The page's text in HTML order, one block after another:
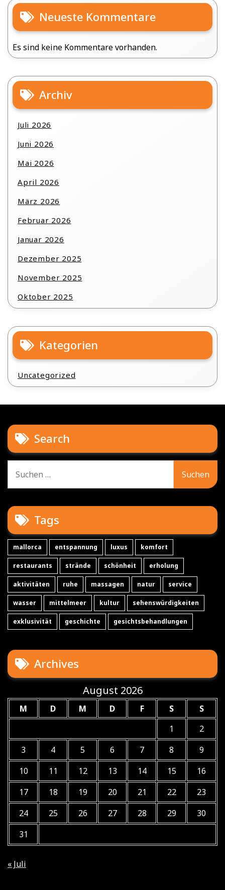
Neueste Kommentare
Es sind keine Kommentare vorhanden.
Archiv
Juli 2026
Juni 2026
Mai 2026
April 2026
März 2026
Februar 2026
Januar 2026
Dezember 2025
November 2025
Oktober 2025
Kategorien
Uncategorized
Search
nach:
Tags
mallorca entspannung luxus komfort
restaurants strände schönheit erholung
aktivitäten ruhe massagen natur service
wasser mittelmeer kultur sehenswürdigkeiten
exklusivität geschichte gesichtsbehandlungen
Archives
August 2026
M D M D F S
S
1
2
3
4 5 6 7 8
9
10
11 12 13 14 15
16
17
18 19 20 21 22
23
24
25 26 27 28 29
30
31
« Juli